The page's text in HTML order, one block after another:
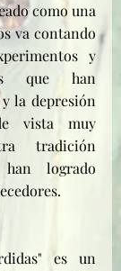
como una
va contando
y
que han
la depresión
vista muy
tradición
logrado
es un